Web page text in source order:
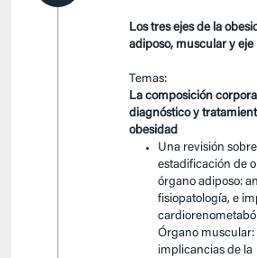
Los tres ejes de la
adiposo, muscular y
Temas:
La composición
diagnóstico y
obesidad
Una revisión
estadificación de
órgano adiposo:
fisiopatología, e
Órgano muscular:
implicancias de la